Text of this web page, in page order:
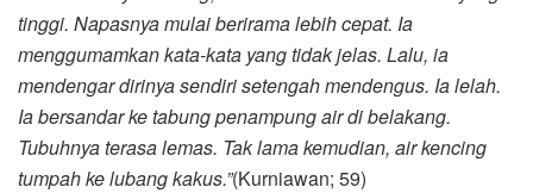
tinggi. Napasnya mulai berirama lebih cepat. Ia
menggumamkan kata-kata yang tidak jelas. Lalu, ia
mendengar dirinya sendiri setengah mendengus. Ia lelah.
Ia bersandar ke tabung penampung air di belakang.
Tubuhnya terasa lemas. Tak lama kemudian, air kencing
tumpah ke lubang kakus.”(Kurniawan; 59)